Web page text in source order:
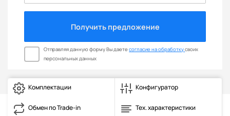
Получить предложение
Отправляя данную форму Вы даетесогласие на обработкусвоих
персональных данных
Комплектации Конфигуратор
Обмен по Trade-in Тех. характеристики